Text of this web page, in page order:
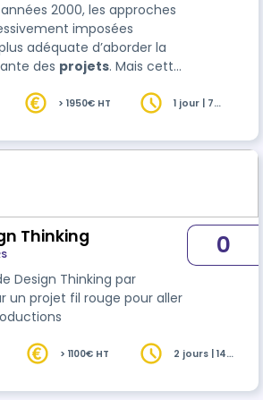
2000, les approches
imposées
adéquate d’aborder la
des projets. Mais cette
changement de
d’être et les principes de
de façon très con…
> 1950€ HT
1 jour | 7
Thinking
Design Thinking par
un projet fil rouge pour aller
0
> 1100€ HT
2 jours | 14